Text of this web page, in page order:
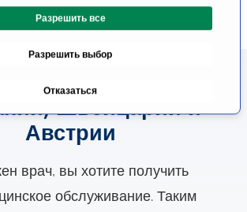
Разрешить все
Разрешить выбор
Отказатьсяо лечении в
Швейцарии и
Австрии
врач, вы хотите получить
обслуживание. Таким